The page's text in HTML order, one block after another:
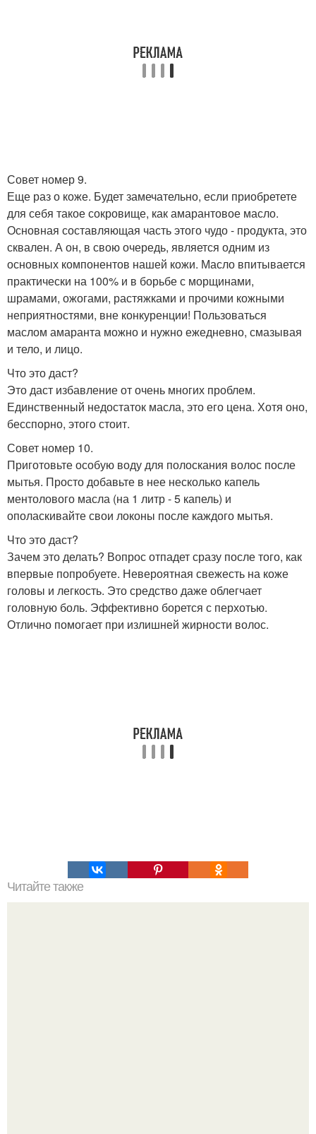
Совет номер 9.
Еще раз о коже. Будет замечательно, если приобретете
для себя такое сокровище, как амарантовое масло.
Основная составляющая часть этого чудо - продукта, это
сквален. А он, в свою очередь, является одним из
основных компонентов нашей кожи. Масло впитывается
практически на 100% и в борьбе с морщинами,
шрамами, ожогами, растяжками и прочими кожными
неприятностями, вне конкуренции! Пользоваться
маслом амаранта можно и нужно ежедневно, смазывая
и тело, и лицо.
Что это даст?
Это даст избавление от очень многих проблем.
Единственный недостаток масла, это его цена. Хотя оно,
бесспорно, этого стоит.
Совет номер 10.
Приготовьте особую воду для полоскания волос после
мытья. Просто добавьте в нее несколько капель
ментолового масла (на 1 литр - 5 капель) и
ополаскивайте свои локоны после каждого мытья.
Что это даст?
Зачем это делать? Вопрос отпадет сразу после того, как
впервые попробуете. Невероятная свежесть на коже
головы и легкость. Это средство даже облегчает
головную боль. Эффективно борется с перхотью.
Отлично помогает при излишней жирности волос.
Читайте также